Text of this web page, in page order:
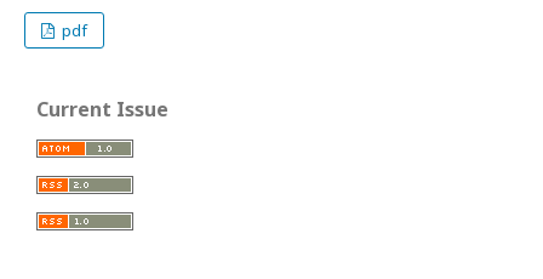
pdf
Current Issue